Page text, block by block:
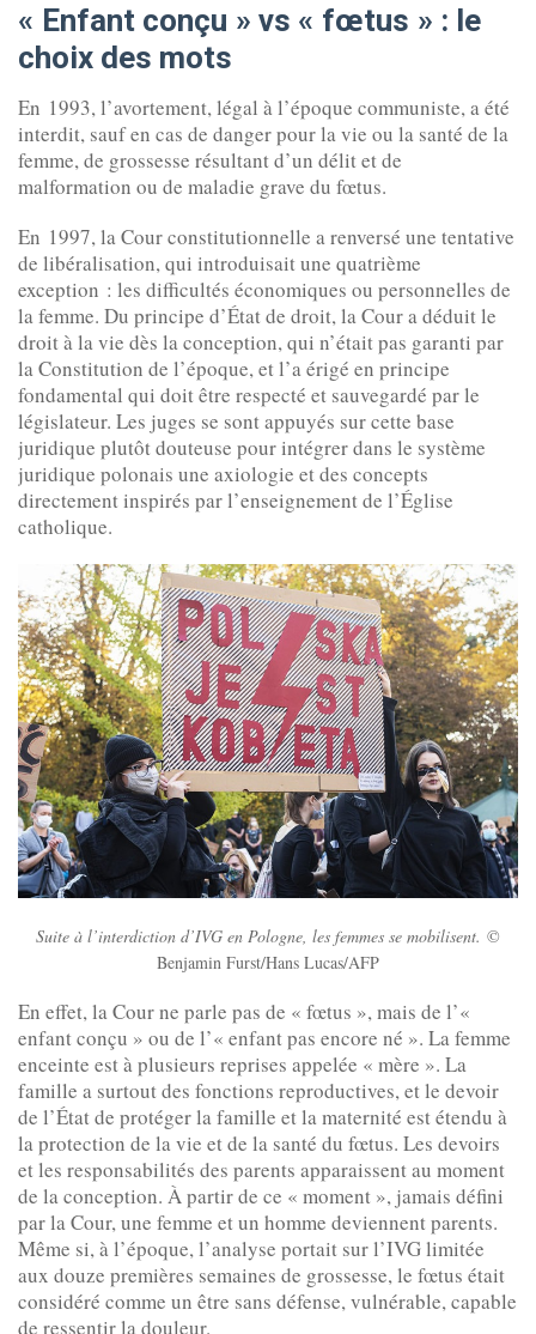
« Enfant conçu » vs « fœtus » : le
choix des mots
En 1993, l’avortement, légal à l’époque communiste, a été
interdit, sauf en cas de danger pour la vie ou la santé de la
femme, de grossesse résultant d’un délit et de
malformation ou de maladie grave du fœtus.
En 1997, la Cour constitutionnelle a renversé une tentative
de libéralisation, qui introduisait une quatrième
exception : les difficultés économiques ou personnelles de
la femme. Du principe d’État de droit, la Cour a déduit le
droit à la vie dès la conception, qui n’était pas garanti par
la Constitution de l’époque, et l’a érigé en principe
fondamental qui doit être respecté et sauvegardé par le
législateur. Les juges se sont appuyés sur cette base
juridique plutôt douteuse pour intégrer dans le système
juridique polonais une axiologie et des concepts
directement inspirés par l’enseignement de l’Église
catholique.
Suite à l’interdiction d’IVG en Pologne, les femmes se mobilisent. ©
Benjamin Furst/Hans Lucas/AFP
En effet, la Cour ne parle pas de « fœtus », mais de l’«
enfant conçu » ou de l’« enfant pas encore né ». La femme
enceinte est à plusieurs reprises appelée « mère ». La
famille a surtout des fonctions reproductives, et le devoir
de l’État de protéger la famille et la maternité est étendu à
la protection de la vie et de la santé du fœtus. Les devoirs
et les responsabilités des parents apparaissent au moment
de la conception. À partir de ce « moment », jamais défini
par la Cour, une femme et un homme deviennent parents.
Même si, à l’époque, l’analyse portait sur l’IVG limitée
aux douze premières semaines de grossesse, le fœtus était
considéré comme un être sans défense, vulnérable, capable
de ressentir la douleur.